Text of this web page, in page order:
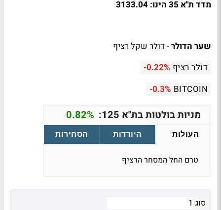
מדד ת"א 35 הינו: 3133.04
שער הדולר-דולר שקל רציף
דולר רציף -0.22%
BITCOIN
-0.3%
מניות בולטות בת"א 125: 0.82%
העולות היורדות הסחירות
טרם החל המסחר הרציף
סוג